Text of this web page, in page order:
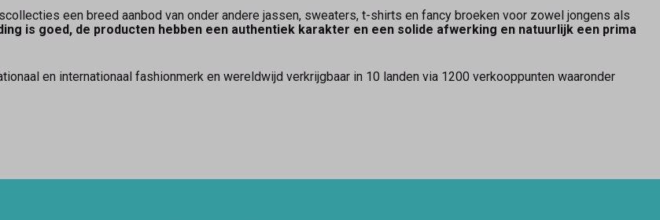
een breed aanbod van onder andere jassen, sweaters, t-shirts en fancy broeken voor zowel jongens als
is goed, de producten hebben een authentiek karakter en een solide afwerking en natuurlijk een prima
en internationaal fashionmerk en wereldwijd verkrijgbaar in 10 landen via 1200 verkooppunten waaronder